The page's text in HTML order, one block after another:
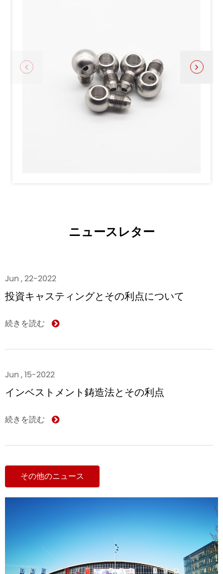
ニュースレター
Jun , 22-2022
投資キャスティングとその利点について
続きを読む
Jun , 15-2022
インベストメント鋳造法とその利点
続きを読む
その他のニュース